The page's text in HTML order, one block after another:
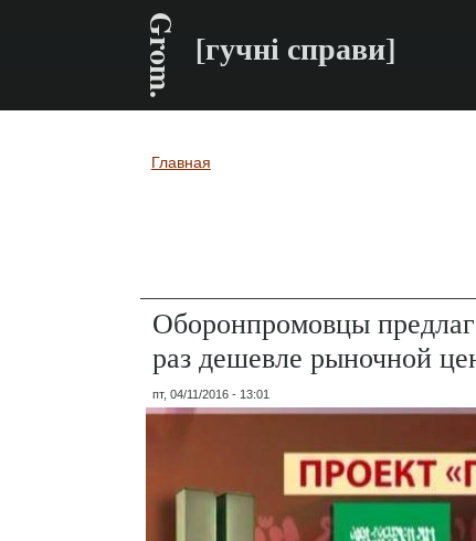
Grom. [гучні справи]
Вы здесь
Главная
Оборонпромовцы
раз дешевле рыночной
пт, 04/11/2016 - 13:01